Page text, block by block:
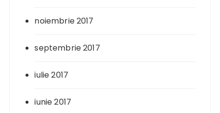
noiembrie 2017
septembrie 2017
iulie 2017
iunie 2017